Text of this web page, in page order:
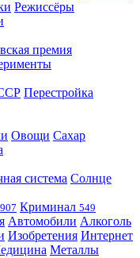
Режиссёры
премия
Перестройка
Овощи Сахар
система Солнце
907 Криминал 549
Автомобили Алкоголь
Изобретения Интернет
Металлы